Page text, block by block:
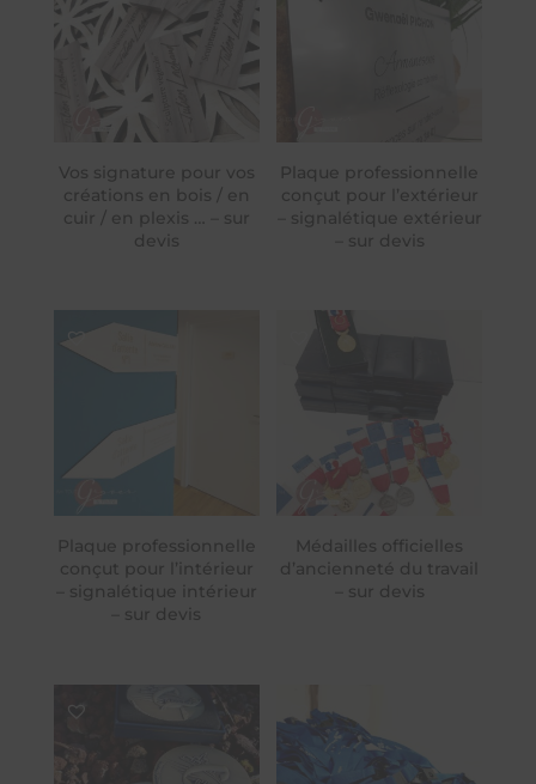
Vos signature pour vos
créations en bois / en
cuir / en plexis … – sur
devis
Plaque professionnelle
conçut pour l’extérieur
– signalétique extérieur
– sur devis
Plaque professionnelle
conçut pour l’intérieur
– signalétique intérieur
– sur devis
Médailles officielles
d’ancienneté du travail
– sur devis